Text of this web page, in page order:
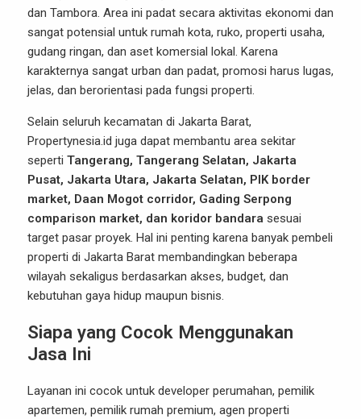
dan Tambora. Area ini padat secara aktivitas ekonomi dan
sangat potensial untuk rumah kota, ruko, properti usaha,
gudang ringan, dan aset komersial lokal. Karena
karakternya sangat urban dan padat, promosi harus lugas,
jelas, dan berorientasi pada fungsi properti.
Selain seluruh kecamatan di Jakarta Barat,
Propertynesia.id juga dapat membantu area sekitar
seperti Tangerang, Tangerang Selatan, Jakarta
Pusat, Jakarta Utara, Jakarta Selatan, PIK border
market, Daan Mogot corridor, Gading Serpong
comparison market, dan koridor bandara sesuai
target pasar proyek. Hal ini penting karena banyak pembeli
properti di Jakarta Barat membandingkan beberapa
wilayah sekaligus berdasarkan akses, budget, dan
kebutuhan gaya hidup maupun bisnis.
Siapa yang Cocok Menggunakan
Jasa Ini
Layanan ini cocok untuk developer perumahan, pemilik
apartemen, pemilik rumah premium, agen properti